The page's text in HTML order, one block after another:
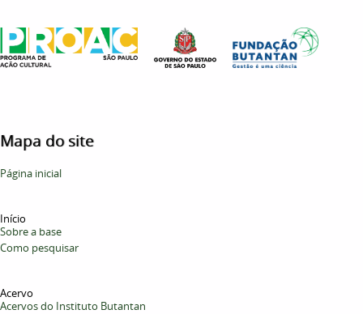
Mapa do site
Página inicial
Início
Sobre a base
Como pesquisar
Acervo
Acervos do Instituto Butantan